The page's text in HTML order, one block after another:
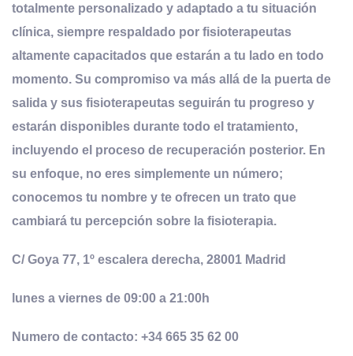
totalmente personalizado y adaptado a tu situación
clínica, siempre respaldado por fisioterapeutas
altamente capacitados que estarán a tu lado en todo
momento. Su compromiso va más allá de la puerta de
salida y sus fisioterapeutas seguirán tu progreso y
estarán disponibles durante todo el tratamiento,
incluyendo el proceso de recuperación posterior. En
su enfoque, no eres simplemente un número;
conocemos tu nombre y te ofrecen un trato que
cambiará tu percepción sobre la fisioterapia.
C/ Goya 77, 1º escalera derecha, 28001 Madrid
lunes a viernes de 09:00 a 21:00h
Numero de contacto: +34 665 35 62 00